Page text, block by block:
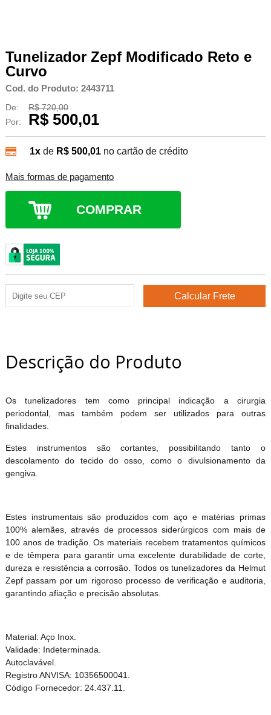
Tunelizador Zepf Modificado Reto e
Curvo
Cod. do Produto: 2443711
De:
R$ 720,00
Por:
R$ 500,01
1xde R$ 500,01 no cartão de crédito
Mais formas de pagamento
COMPRAR
Descrição do Produto
Os tunelizadores tem como principal indicação a cirurgia
periodontal, mas também podem ser utilizados para outras
finalidades.
Estes instrumentos são cortantes, possibilitando tanto o
descolamento do tecido do osso, como o divulsionamento da
gengiva.
Estes instrumentais são produzidos com aço e matérias primas
100% alemães, através de processos siderúrgicos com mais de
100 anos de tradição. Os materiais recebem tratamentos químicos
e de têmpera para garantir uma excelente durabilidade de corte,
dureza e resistência a corrosão. Todos os tunelizadores da Helmut
Zepf passam por um rigoroso processo de verificação e auditoria,
garantindo afiação e precisão absolutas.
Material: Aço Inox.
Validade: Indeterminada.
Autoclavável.
Registro ANVISA: 10356500041.
Código Fornecedor: 24.437.11.